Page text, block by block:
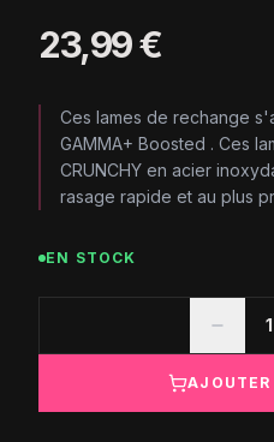
23,99 €
Ces lames de rechange
GAMMA+ Boosted . Ces
CRUNCHY en acier
rasage rapide et au plus
EN STOCK
1
AJOUTER